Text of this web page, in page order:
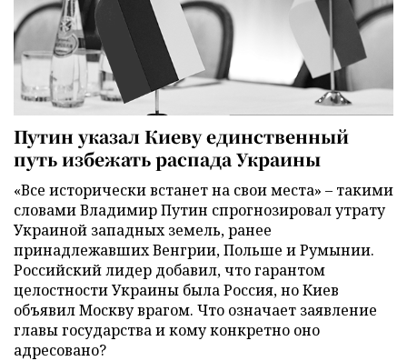
Путин указал Киеву единственный
путь избежать распада Украины
«Все исторически встанет на свои места» – такими
словами Владимир Путин спрогнозировал утрату
Украиной западных земель, ранее
принадлежавших Венгрии, Польше и Румынии.
Российский лидер добавил, что гарантом
целостности Украины была Россия, но Киев
объявил Москву врагом. Что означает заявление
главы государства и кому конкретно оно
адресовано?